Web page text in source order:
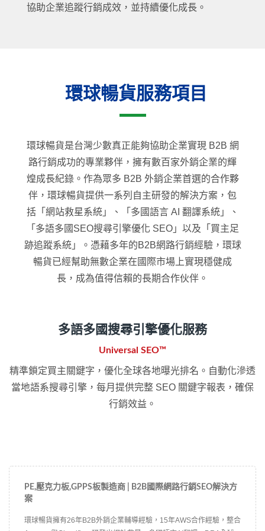
協助企業追蹤行銷成效，並持續優化成長。
環球暢貨服務項目
環球暢貨是台灣少數真正能夠協助企業實現 B2B 網
路行銷成功的專業夥伴，擁有數百家外銷企業的輝
煌成長紀錄。作為眾多 B2B 外銷企業首選的合作夥
伴，環球暢貨提供一系列自主研發的解決方案，包
括「網站救星系統」、「多國語言 AI 翻譯系統」、
「多語多國SEO搜尋引擎優化 SEO」以及「買主足
跡追蹤系統」。憑藉多年的B2B網路行銷經驗，環球
暢貨已經幫助無數企業在國際市場上實現穩健成
長，成為值得信賴的長期合作伙伴。
多語多國搜尋引擎優化服務
Universal SEO™
精準鎖定買主關鍵字，優化全球各地曝光排名。自動化滲透
當地語系搜尋引擎，每月提供完整 SEO 關鍵字報表，確保
行銷效益。
PE,壓克力板,GPPS板製造商 | B2B國際網路行銷SEO解決方
案
環球暢貨擁有26年B2B外銷企業輔導經驗，15年AWS合作經驗，整合